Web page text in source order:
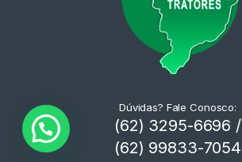
Dúvidas? Fale Conosco:
(62) 3295-6696 /
(62) 99833-7054